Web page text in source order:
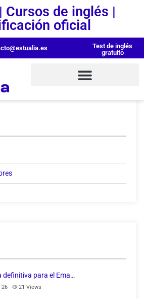
Cursos de inglés |
oficial
Test de inglés
gratuito
definitiva para el Ema…
26 21 Views